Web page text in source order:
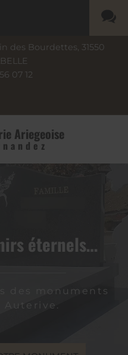
des Bourdettes, 31550
07 12
Ariegeoise
éternels…
des monuments
Auterive.